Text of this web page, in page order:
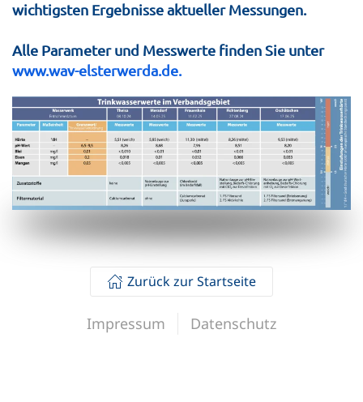
wichtigsten Ergebnisse aktueller Messungen.
Alle Parameter und Messwerte finden Sie unter
www.wav-elsterwerda.de.
Zurück zur Startseite
Impressum Datenschutz